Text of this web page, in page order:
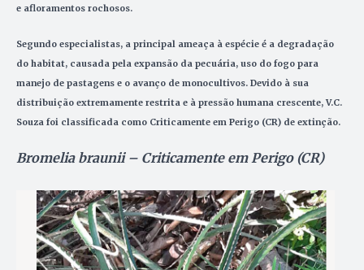
e afloramentos rochosos.
Segundo especialistas, a principal ameaça à espécie é a degradação
do habitat, causada pela expansão da pecuária, uso do fogo para
manejo de pastagens e o avanço de monocultivos. Devido à sua
distribuição extremamente restrita e à pressão humana crescente, V.C.
Souza foi classificada como Criticamente em Perigo (CR) de extinção.
Bromelia braunii – Criticamente em Perigo (CR)